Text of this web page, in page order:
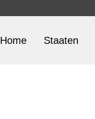
Home Staaten